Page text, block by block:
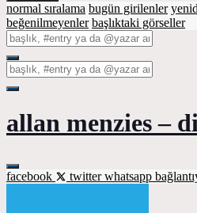
normal sıralama bugün girilenler
beğenilmeyenler başlıktaki görseller
allan menzies –
facebook twitterwhatsapp